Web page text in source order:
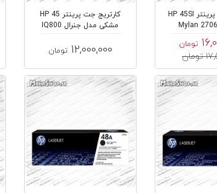
کارتریج جت پرینتر HP 45SI
تومان
کارتریج جت پرینتر HP 45
مشکی مدل جنرال IQ800
12,000,000 تومان